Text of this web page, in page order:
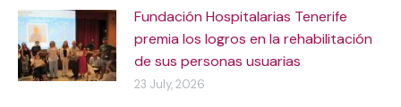
Fundación Hospitalarias Tenerife
premia los logros en la rehabilitación
de sus personas usuarias
23 July, 2026